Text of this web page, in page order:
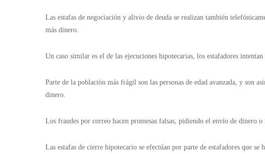
Las estafas de negociación y alivio de deuda se realizan también
más dinero.
Un caso similar es el de las ejecuciones hipotecarias, los estafadores
Parte de la población más frágil son las personas de edad avanzada, y son
dinero.
Los fraudes por correo hacen promesas falsas, pidiendo el envío de dinero
Las estafas de cierre hipotecario se efectúan por parte de estafadores que